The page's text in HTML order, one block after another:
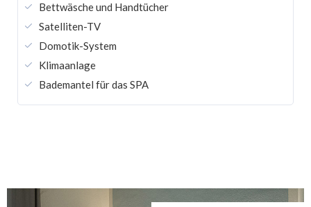
Bettwäsche und Handtücher
Satelliten-TV
Domotik-System
Klimaanlage
Bademantel für das SPA